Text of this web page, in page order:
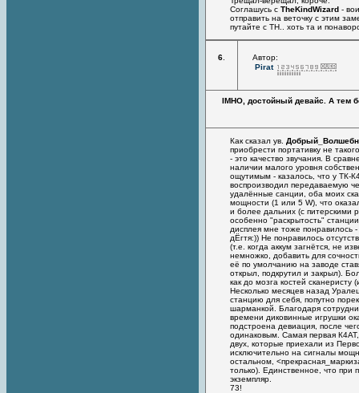
Соглашусь с TheKindWizard -
отправить на веточку с этим
путайте с TH.. хоть та и
6
Автор:
Pirat
IMHO, достойный девайс. А тем
Как сказал ув.
приобрести портативку не
- это качество звучания. В
наличии малого уровня
ощутимым - казалось, что у ТК-
воспроизводил передаваемую
удалённые санции, оба моих
мощности (1 или 5 W), что
и более дальних (с питерскими
особенно "раскрытость"
дисплея мне тоже
дЁгтя:)) Не понравилось
(т.е. когда аккум загнётся, не
немножко, добавить для
её по умолчанию на заводе
открыл, подкрутил и закрыл).
как до мозга костей
Несколько месяцев назад
станцию для себя, попутно
шарманкой. Благодаря
времени диковинные игрушки
подстроена девиация, после
одинаковым. Самая первая
двух, которые приехали из
исключительно на сигналы
остальном,
только). Единственное, что при
экземпляр.
73!